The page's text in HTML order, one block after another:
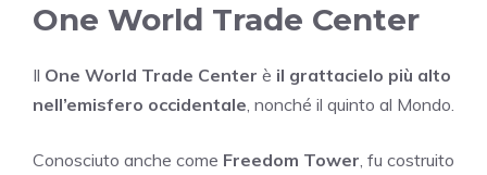
One World Trade Center
Il One World Trade Center è il grattacielo più alto
nell’emisfero occidentale, nonché il quinto al Mondo.
Conosciuto anche come Freedom Tower, fu costruito